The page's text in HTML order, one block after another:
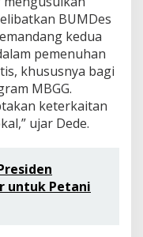
BUMDes
kedua
pemenuhan
khususnya bagi
MBGG.
keterkaitan
ujar Dede.
untuk Petani